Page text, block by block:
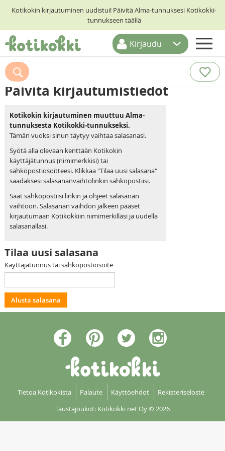
Kotikokin kirjautuminen uudistui! Päivitä Alma-tunnuksesi Kotikokki-
tunnukseen täällä
ETUSIVU
RESEPTIHAKU
KESKUSTELUT
KOTIKOKIT
Kirjaudu
Päivitä kirjautumistiedot
Kotikokin kirjautuminen muuttuu Alma-
tunnuksesta Kotikokki-tunnukseksi.
Tämän vuoksi sinun täytyy vaihtaa salasanasi.
Syötä alla olevaan kenttään Kotikokin
käyttäjätunnus (nimimerkkisi) tai
sähköpostiosoitteesi. Klikkaa "Tilaa uusi salasana"
saadaksesi salasananvaihtolinkin sähköpostiisi.
Saat sähköpostiisi linkin ja ohjeet salasanan
vaihtoon. Salasanan vaihdon jälkeen pääset
kirjautumaan Kotikokkiin nimimerkilläsi ja uudella
salasanallasi.
Tilaa uusi salasana
Käyttäjätunnus tai sähköpostiosoite
Tietoa Kotikokista Palaute Käyttöehdot
Rekisteriseloste
Taustajoukot: Kotikokki net Oy© 2026